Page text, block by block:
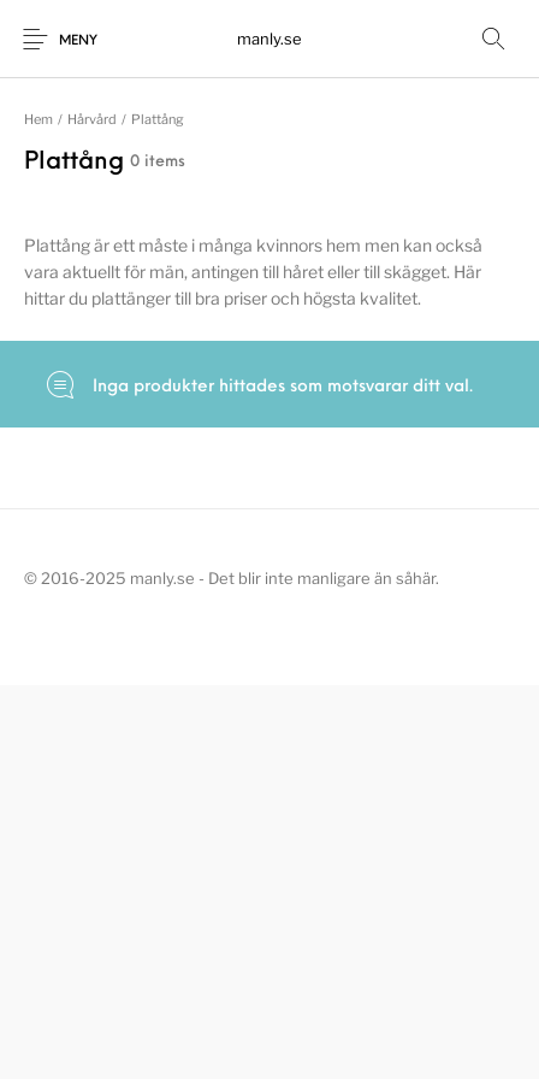
MENY manly.se
Hem / Hårvård / Plattång
Plattång 0 items
Plattång är ett måste i många kvinnors hem men kan också
vara aktuellt för män, antingen till håret eller till skägget. Här
hittar du plattänger till bra priser och högsta kvalitet.
Inga produkter hittades som motsvarar ditt val.
© 2016-2025 manly.se - Det blir inte manligare än såhär.